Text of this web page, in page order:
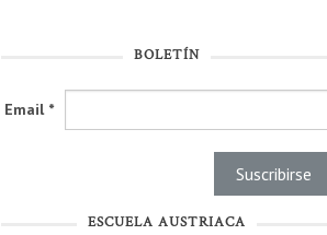
BOLETÍN
Email *
ESCUELA AUSTRIACA